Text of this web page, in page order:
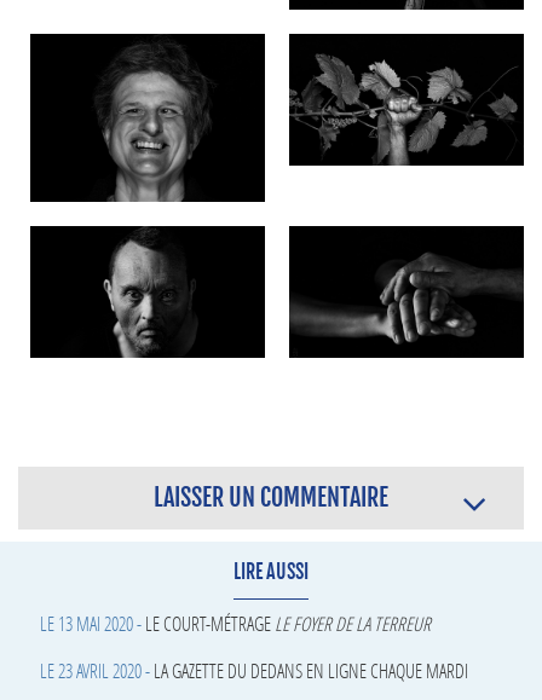
LAISSER UN COMMENTAIRE
LIRE AUSSI
LE 13 MAI 2020 -LE COURT-MÉTRAGELE FOYER DE LA TERREUR
LE 23 AVRIL 2020 -LA GAZETTE DU DEDANS EN LIGNE CHAQUE MARDI